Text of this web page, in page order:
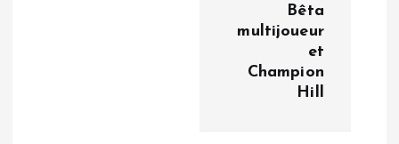
Bêta
multijoueur
et
Champion
Hill